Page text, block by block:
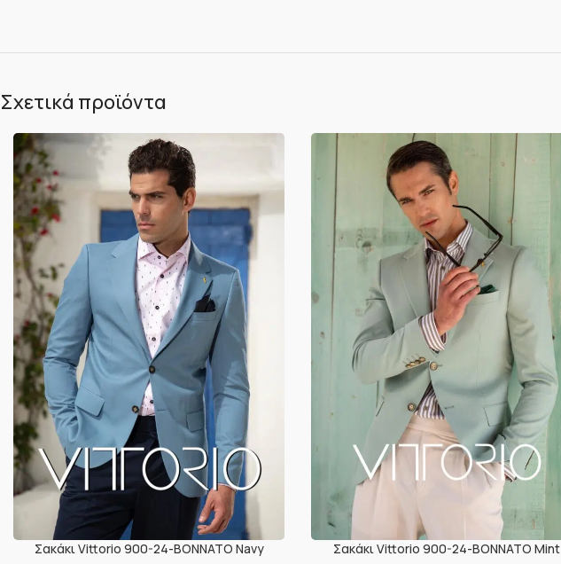
Σχετικά προϊόντα
Σακάκι Vittorio 900-24-BONNATO Navy Σακάκι Vittorio 900-24-BONNATO Mint